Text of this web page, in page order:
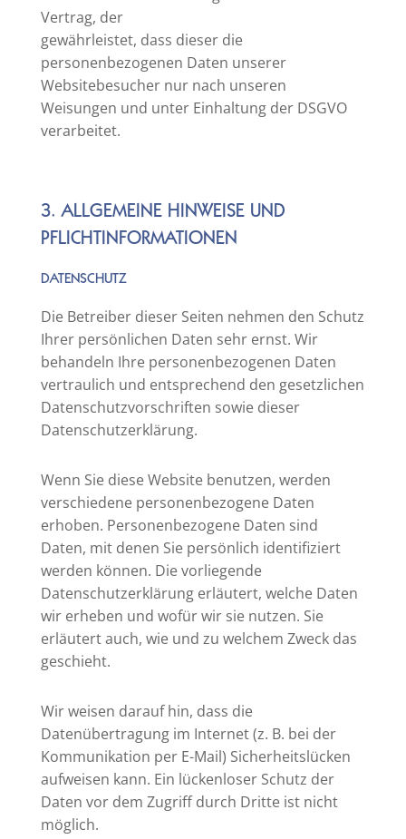
Vertrag, der
gewährleistet, dass dieser die
personenbezogenen Daten unserer
Websitebesucher nur nach unseren
Weisungen und unter Einhaltung der DSGVO
verarbeitet.
3. ALLGEMEINE HINWEISE UND
PFLICHTINFORMATIONEN
DATENSCHUTZ
Die Betreiber dieser Seiten nehmen den Schutz
Ihrer persönlichen Daten sehr ernst. Wir
behandeln Ihre personenbezogenen Daten
vertraulich und entsprechend den gesetzlichen
Datenschutzvorschriften sowie dieser
Datenschutzerklärung.
Wenn Sie diese Website benutzen, werden
verschiedene personenbezogene Daten
erhoben. Personenbezogene Daten sind
Daten, mit denen Sie persönlich identifiziert
werden können. Die vorliegende
Datenschutzerklärung erläutert, welche Daten
wir erheben und wofür wir sie nutzen. Sie
erläutert auch, wie und zu welchem Zweck das
geschieht.
Wir weisen darauf hin, dass die
Datenübertragung im Internet (z. B. bei der
Kommunikation per E-Mail) Sicherheitslücken
aufweisen kann. Ein lückenloser Schutz der
Daten vor dem Zugriff durch Dritte ist nicht
möglich.